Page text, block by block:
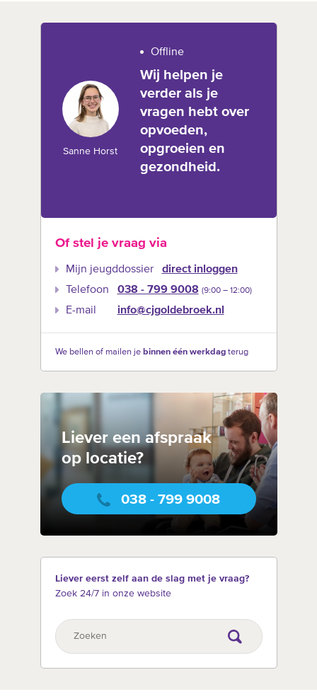
Sanne Horst
Offline
Wij helpen je
verder als je
vragen hebt over
opvoeden,
opgroeien en
gezondheid.
Of stel je vraag via
Mijn jeugddossier
direct inloggen
Telefoon
038 - 799 9008 (9:00 –‍ 12:00)
E-mail info@cjgoldebroek.nl
We bellen of mailen je binnen één werkdagterug
Liever een afspraak
op locatie?
038 - 799 9008
Liever eerst zelf aan de slag met je vraag?
Zoek 24/7 in onze website